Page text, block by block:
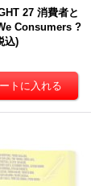
27 消費者と
Consumers ?
込)